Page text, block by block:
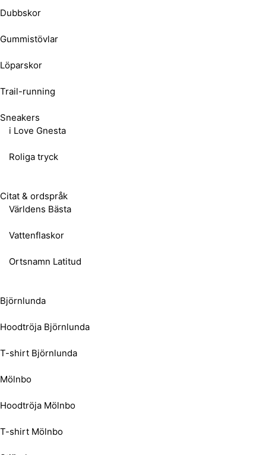
Dubbskor
Gummistövlar
Löparskor
Trail-running
Sneakers
i Love Gnesta
Roliga tryck
Citat & ordspråk
Världens Bästa
Vattenflaskor
Ortsnamn Latitud
Björnlunda
Hoodtröja Björnlunda
T-shirt Björnlunda
Mölnbo
Hoodtröja Mölnbo
T-shirt Mölnbo